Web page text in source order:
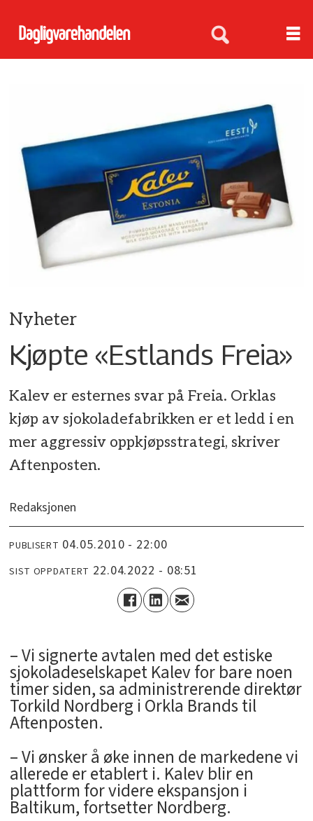
Nyheter
Kjøpte «Estlands Freia»
Kalev er esternes svar på Freia. Orklas
kjøp av sjokoladefabrikken er et ledd i en
mer aggressiv oppkjøpsstrategi, skriver
Aftenposten.
Redaksjonen
PUBLISERT 04.05.2010 - 22:00
SIST OPPDATERT 22.04.2022 - 08:51
– Vi signerte avtalen med det estiske
sjokoladeselskapet Kalev for bare noen
timer siden, sa administrerende direktør
Torkild Nordberg i Orkla Brands til
Aftenposten.
– Vi ønsker å øke innen de markedene vi
allerede er etablert i. Kalev blir en
plattform for videre ekspansjon i
Baltikum, fortsetter Nordberg.